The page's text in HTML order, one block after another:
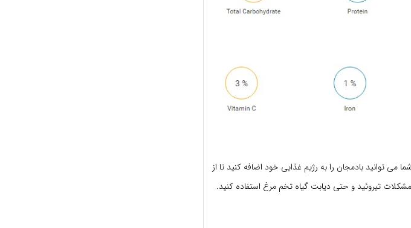
می توانید بادمجان را به رژیم غذایی خود اضافه کنید تا از
تیروئید و حتی دیابت گیاه تخم مرغ استفاده کنید.